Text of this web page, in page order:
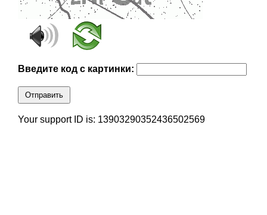
Введите код с картинки:
Отправить
Your support ID is: 13903290352436502569